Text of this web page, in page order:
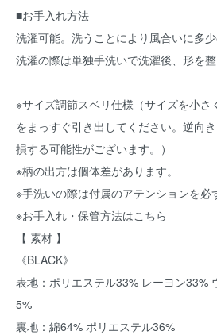
■お手入れ方法
洗濯可能。洗うことにより風合いに多
洗濯の際は単独手洗いで洗濯後、形を
※サイズ調節スベリ仕様（サイズを小さ
をまっすぐ引き出してください。逆向
損する可能性がございます。）
※柄の出方は個体差があります。
※手洗いの際は付属のアテンションを必
※お手入れ・保管方法はこちら
【 素材 】
《BLACK》
表地：ポリエステル33% レーヨン33%
5%
裏地：綿64% ポリエステル36%